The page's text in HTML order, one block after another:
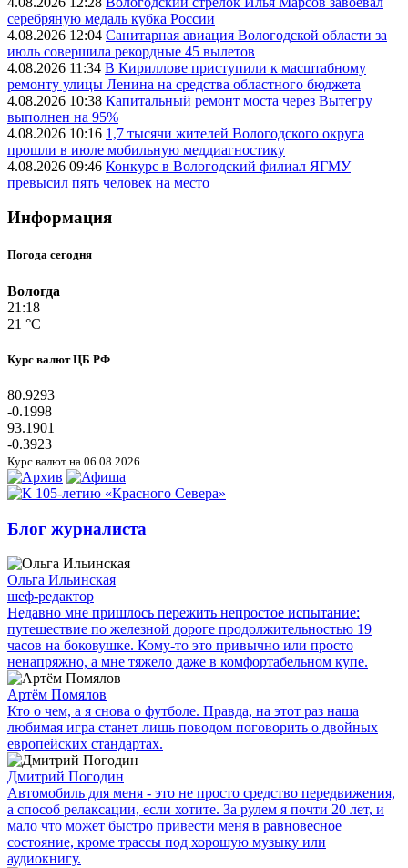
серебряную медаль кубка России
4.08.2026 12:04 Санитарная авиация Вологодской области за
июль совершила рекордные 45 вылетов
4.08.2026 11:34 В Кириллове приступили к масштабному
ремонту улицы Ленина на средства областного бюджета
4.08.2026 10:38 Капитальный ремонт моста через Вытегру
выполнен на 95%
4.08.2026 10:16 1,7 тысячи жителей Вологодского округа
прошли в июле мобильную меддиагностику
4.08.2026 09:46 Конкурс в Вологодский филиал ЯГМУ
превысил пять человек на место
Информация
Погода сегодня
Вологда
21:18
21 °C
Курс валют ЦБ РФ
80.9293
-0.1998
93.1901
-0.3923
Курс валют на 06.08.2026
Блог журналиста
Ольга Ильинская
шеф-редактор
Недавно мне пришлось пережить непростое испытание:
путешествие по железной дороге продолжительностью 19
часов на боковушке. Кому-то это привычно или просто
ненапряжно, а мне тяжело даже в комфортабельном купе.
Артём Помялов
Кто о чем, а я снова о футболе. Правда, на этот раз наша
любимая игра станет лишь поводом поговорить о двойных
европейских стандартах.
Дмитрий Погодин
Автомобиль для меня - это не просто средство передвижения,
а способ релаксации, если хотите. За рулем я почти 20 лет, и
мало что может быстро привести меня в равновесное
состояние, кроме трассы под хорошую музыку или
аудиокнигу.